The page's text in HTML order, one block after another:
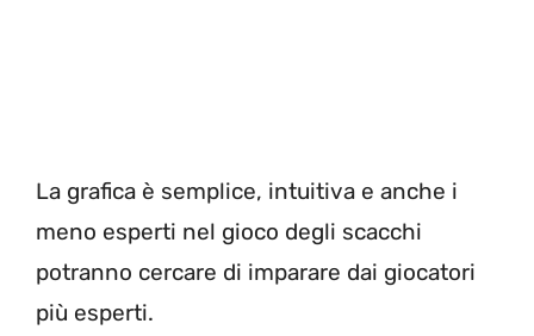
La grafica è semplice, intuitiva e anche i
meno esperti nel gioco degli scacchi
potranno cercare di imparare dai giocatori
più esperti.